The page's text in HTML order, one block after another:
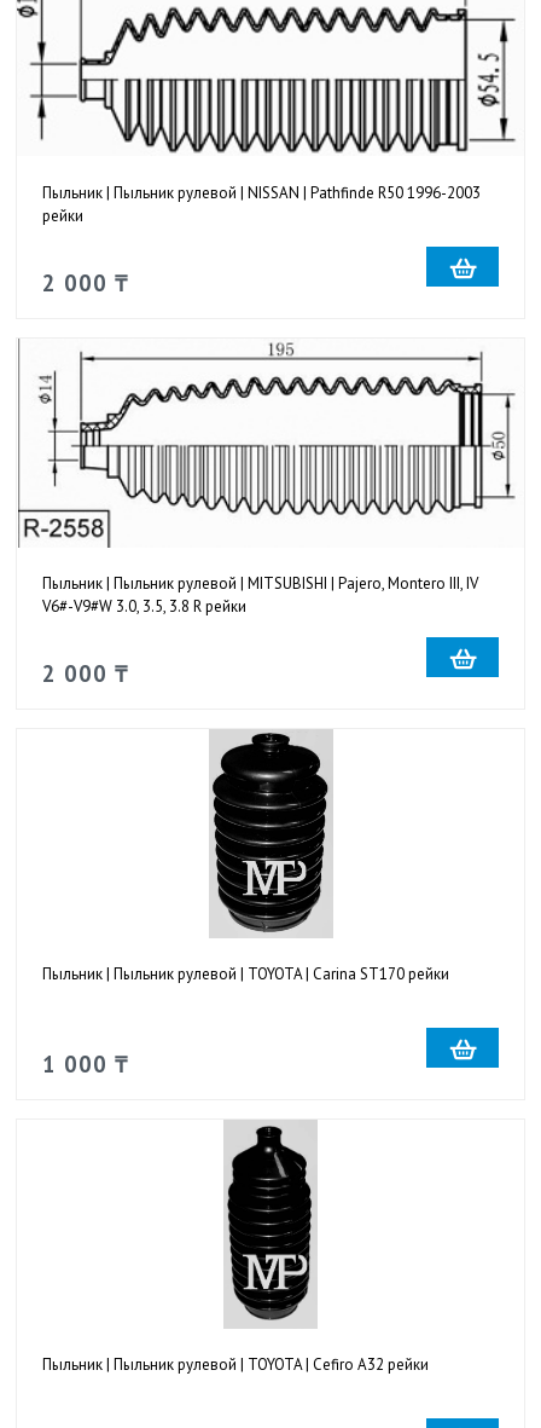
Пыльник | Пыльник рулевой | NISSAN | Pathfinde R50 1996-2003
рейки
2 000 ₸
Пыльник | Пыльник рулевой | MITSUBISHI | Pajero, Montero III, IV
V6#-V9#W 3.0, 3.5, 3.8 R рейки
2 000 ₸
Пыльник | Пыльник рулевой | TOYOTA | Carina ST170 рейки
1 000 ₸
Пыльник | Пыльник рулевой | TOYOTA | Cefiro A32 рейки